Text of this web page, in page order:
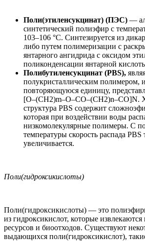
Поли(этиленсукцинат) (ПЭС) —
синтетический полиэфир с
103–106 °C. Синтезируется из
либо путем полимеризации с
янтарного ангидрида с оксидом
поликонденсации янтарной
Полибутиленсукцинат (PBS),
полукристаллическим полимером,
повторяющуюся единицу,
[O–(CH2)m–O–CO–(CH2)n–CO]N.
структура PBS содержит
которая при воздействии воды
низкомолекулярные полимеры. С
температуры скорость распада PBS
увеличивается.
Поли(гидроксикислоты)
Поли(гидроксикислоты) — это
из гидроксикислот, которые
ресурсов и биоотходов. Существуют
выдающихся поли(гидроксикислот),